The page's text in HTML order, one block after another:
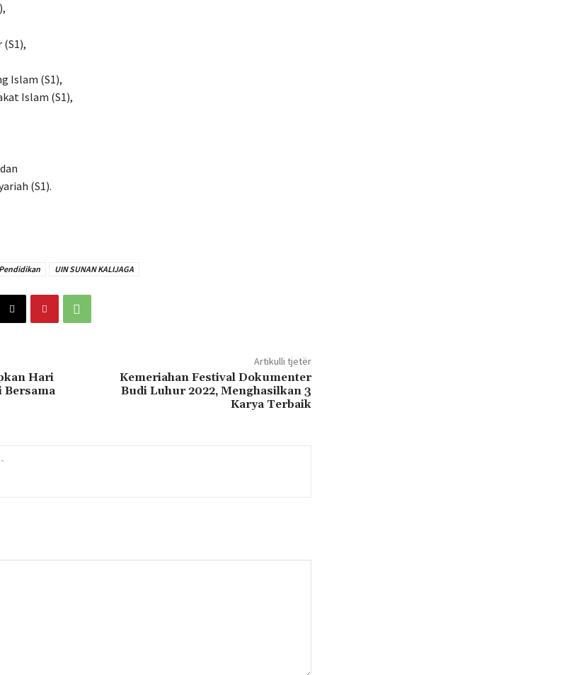
(S1),
Islam (S1),
Islam (S1),
(S1).
Pendidikan UIN SUNAN KALIJAGA
Hari
Bersama
Artikulli tjetër
Kemeriahan Festival Dokumenter
Budi Luhur 2022, Menghasilkan 3
Karya Terbaik